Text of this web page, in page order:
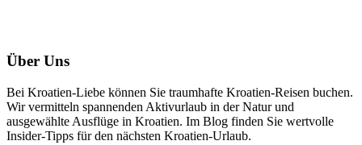
Über Uns
Bei Kroatien-Liebe können Sie traumhafte Kroatien-Reisen buchen.
Wir vermitteln spannenden Aktivurlaub in der Natur und
ausgewählte Ausflüge in Kroatien. Im Blog finden Sie wertvolle
Insider-Tipps für den nächsten Kroatien-Urlaub.